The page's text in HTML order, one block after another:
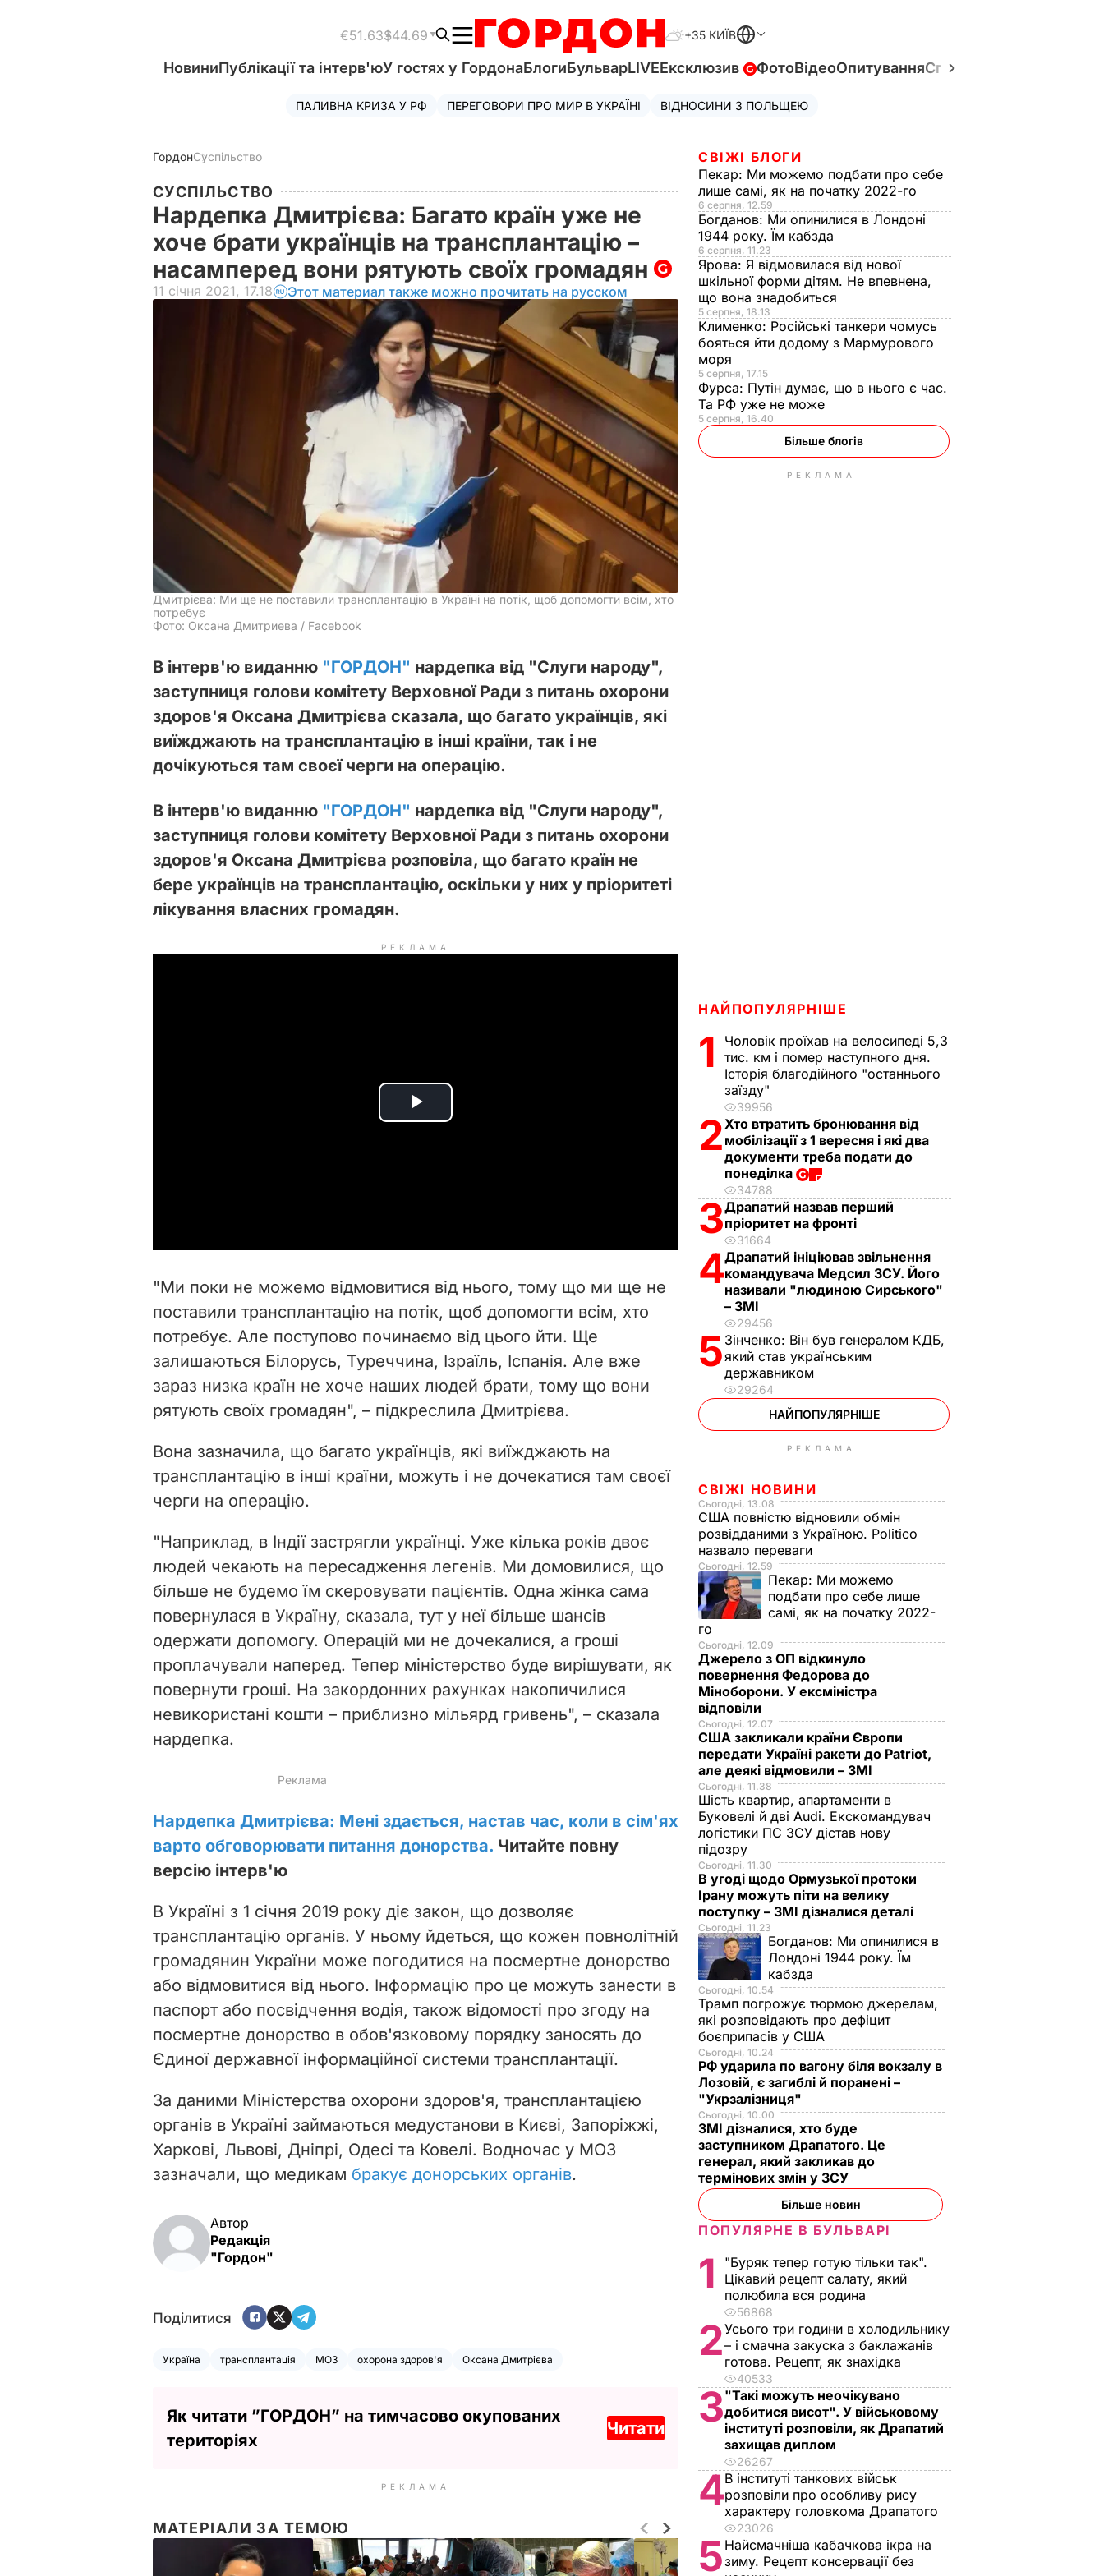
€51.63$44.69 +35 КИЇВ
НовиниПублікації та інтерв'юУ гостях у ГордонаБлогиБульварLIVEЕксклюзив ФотоВідеоОпитуванняСпецпроєкти
ПАЛИВНА КРИЗА У РФ ПЕРЕГОВОРИ ПРО МИР В УКРАЇНІ ВІДНОСИНИ З ПОЛЬЩЕЮ
ГордонСуспільство
СУСПІЛЬСТВО
Нардепка Дмитрієва: Багато країн уже не
хоче брати українців на трансплантацію –
насамперед вони рятують своїх громадян
11 січня 2021, 17.18 Этот материал также можно прочитать на русском
Дмитрієва: Ми ще не поставили трансплантацію в Україні на потік, щоб допомогти всім, хто
потребує
Фото: Оксана Дмитриева / Facebook
В інтерв'ю виданню "ГОРДОН" нардепка від "Слуги народу",
заступниця голови комітету Верховної Ради з питань охорони
здоров'я Оксана Дмитрієва сказала, що багато українців, які
виїжджають на трансплантацію в інші країни, так і не
дочікуються там своєї черги на операцію.
В інтерв'ю виданню "ГОРДОН" нардепка від "Слуги народу",
заступниця голови комітету Верховної Ради з питань охорони
здоров'я Оксана Дмитрієва розповіла, що багато країн не
бере українців на трансплантацію, оскільки у них у пріоритеті
лікування власних громадян.
РЕКЛАМА
P
i
d
e
o
"Ми поки не можемо відмовитися від нього, тому що ми ще не
поставили трансплантацію на потік, щоб допомогти всім, хто
потребує. Але поступово починаємо від цього йти. Ще
залишаються Білорусь, Туреччина, Ізраїль, Іспанія. Але вже
зараз низка країн не хоче наших людей брати, тому що вони
рятують своїх громадян", – підкреслила Дмитрієва.
Вона зазначила, що багато українців, які виїжджають на
трансплантацію в інші країни, можуть і не дочекатися там своєї
черги на операцію.
"Наприклад, в Індії застрягли українці. Уже кілька років двоє
людей чекають на пересадження легенів. Ми домовилися, що
більше не будемо їм скеровувати пацієнтів. Одна жінка сама
повернулася в Україну, сказала, тут у неї більше шансів
одержати допомогу. Операцій ми не дочекалися, а гроші
проплачували наперед. Тепер міністерство буде вирішувати, як
повернути гроші. На закордонних рахунках накопичилися
невикористані кошти – приблизно мільярд гривень", – сказала
нардепка.
Нардепка Дмитрієва: Мені здається, настав час, коли в сім'ях
варто обговорювати питання донорства. Читайте повну
версію інтерв'ю
В Україні з 1 січня 2019 року діє закон, що дозволяє
трансплантацію органів. У ньому йдеться, що кожен повнолітній
громадянин України може погодитися на посмертне донорство
або відмовитися від нього. Інформацію про це можуть занести в
паспорт або посвідчення водія, також відомості про згоду на
посмертне донорство в обов'язковому порядку заносять до
Єдиної державної інформаційної системи трансплантації.
За даними Міністерства охорони здоров'я, трансплантацією
органів в Україні займаються медустанови в Києві, Запоріжжі,
Харкові, Львові, Дніпрі, Одесі та Ковелі. Водночас у МОЗ
зазначали, що медикам бракує донорських органів.
Автор
Редакція
"Гордон"
Поділитися
Україна трансплантація МОЗ охорона здоров'я Оксана Дмитрієва
Як читати ”ГОРДОН” на тимчасово окупованих
територіях
Читати
РЕКЛАМА
МАТЕРІАЛИ ЗА ТЕМОЮ
СВІЖІ БЛОГИ
Пекар: Ми можемо подбати про себе
лише самі, як на початку 2022-го
6 серпня, 12.59
Богданов: Ми опинилися в Лондоні
1944 року. Їм кабзда
6 серпня, 11.23
Ярова: Я відмовилася від нової
шкільної форми дітям. Не впевнена,
що вона знадобиться
5 серпня, 18.13
Клименко: Російські танкери чомусь
бояться йти додому з Мармурового
моря
5 серпня, 17.15
Фурса: Путін думає, що в нього є час.
Та РФ уже не може
5 серпня, 16.40
Більше блогів
РЕКЛАМА
НАЙПОПУЛЯРНІШЕ
1
Чоловік проїхав на велосипеді 5,3
тис. км і помер наступного дня.
Історія благодійного "останнього
заїзду"
39956
2Хто втратить бронювання від
мобілізації з 1 вересня і які два
документи треба подати до
понеділка
34788
3Драпатий назвав перший
пріоритет на фронті
31664
4Драпатий ініціював звільнення
командувача Медсил ЗСУ. Його
називали "людиною Сирського"
– ЗМІ
29456
5 Зінченко: Він був генералом КДБ,
який став українським
державником
29264
НАЙПОПУЛЯРНІШЕ
РЕКЛАМА
СВІЖІ НОВИНИ
Сьогодні, 13.08
США повністю відновили обмін
розвідданими з Україною. Politico
назвало переваги
Сьогодні, 12.59
Пекар: Ми можемо
подбати про себе лише
самі, як на початку 2022-
го
Сьогодні, 12.09
Джерело з ОП відкинуло
повернення Федорова до
Міноборони. У ексміністра
відповіли
Сьогодні, 12.07
США закликали країни Європи
передати Україні ракети до Patriot,
але деякі відмовили – ЗМІ
Сьогодні, 11.38
Шість квартир, апартаменти в
Буковелі й дві Audi. Екскомандувач
логістики ПС ЗСУ дістав нову
підозру
Сьогодні, 11.30
В угоді щодо Ормузької протоки
Ірану можуть піти на велику
поступку – ЗМІ дізналися деталі
Сьогодні, 11.23
Богданов: Ми опинилися в
Лондоні 1944 року. Їм
кабзда
Сьогодні, 10.54
Трамп погрожує тюрмою джерелам,
які розповідають про дефіцит
боєприпасів у США
Сьогодні, 10.24
РФ ударила по вагону біля вокзалу в
Лозовій, є загиблі й поранені –
"Укрзалізниця"
Сьогодні, 10.00
ЗМІ дізналися, хто буде
заступником Драпатого. Це
генерал, який закликав до
термінових змін у ЗСУ
Більше новин
ПОПУЛЯРНЕ В БУЛЬВАРІ
1
"Буряк тепер готую тільки так".
Цікавий рецепт салату, який
полюбила вся родина
56868
2Усього три години в холодильнику
– і смачна закуска з баклажанів
готова. Рецепт, як знахідка
40533
3"Такі можуть неочікувано
добитися висот". У військовому
інституті розповіли, як Драпатий
захищав диплом
26267
4В інституті танкових військ
розповіли про особливу рису
характеру головкома Драпатого
23026
5 Найсмачніша кабачкова ікра на
зиму. Рецепт консервації без